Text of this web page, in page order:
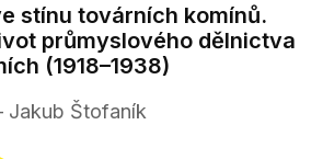
stínu továrních komínů.
průmyslového dělnictva
(1918–1938)
Jakub Štofaník